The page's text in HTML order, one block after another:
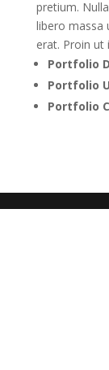
pretium.
libero massa
erat. Proin ut
Portfolio
Portfolio
Portfolio